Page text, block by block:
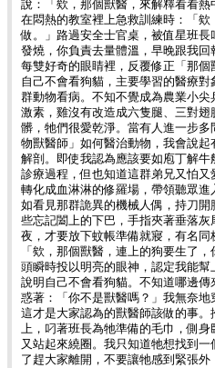
說：「欸，那個獸醫，來解釋看看
在悶熱的教室裡上急救訓練時：「欸
做。」路過安全士官桌，被值星班
發燒，你負責去量體溫，早晚跟我
每雙好奇的眼睛裡，反覆修正「那
自己不會看狗貓，主要學習的醫療
群動物看病。不知不覺成為農業小
激素，雞沒有改造成六隻腿、三對
髒，牠們很愛乾淨。當有人進一步
物獸醫師」如何醫治動物，我會說
解剖。即使我認為應該要如庖丁解
診療過程，但也知道這群弟兄又怕
轉化成血淋淋的修羅場，帶領聽眾
如看見那群詭異的機械人偶，持刀
些忘記闔上的下巴，手指夾著垂落
夜，才要放下蚊帳準備就寢，有名同
「欸，那個獸醫，連上的狗要生了
頭瞬時投以明亮的眼神，認定我能
說明自己不會看狗貓。不知道哪邊
惑著：「你不是獸醫嗎？」我無奈
這才是大家認為的獸醫師該做的事
上，叼著班長為牠準備的毛巾，側
又站起來繞圈。我只知道牠想找到
了趕大家離開，不要讓牠感到緊張